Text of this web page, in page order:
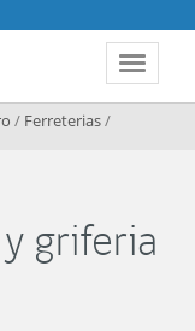
Toggle
/ Ferreterias/
griferia